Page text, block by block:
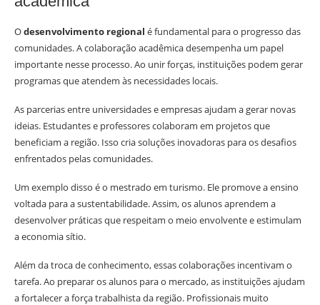
Odesenvolvimento regional é fundamental para o progresso das
comunidades. A colaboração acadêmica desempenha um papel
importante nesse processo. Ao unir forças, instituições podem gerar
programas que atendem às necessidades locais.
As parcerias entre universidades e empresas ajudam a gerar novas
ideias. Estudantes e professores colaboram em projetos que
beneficiam a região. Isso cria soluções inovadoras para os desafios
enfrentados pelas comunidades.
Um exemplo disso é o mestrado em turismo. Ele promove a ensino
voltada para a sustentabilidade. Assim, os alunos aprendem a
desenvolver práticas que respeitam o meio envolvente e estimulam
a economia sítio.
Além da troca de conhecimento, essas colaborações incentivam o
tarefa. Ao preparar os alunos para o mercado, as instituições ajudam
a fortalecer a força trabalhista da região. Profissionais muito